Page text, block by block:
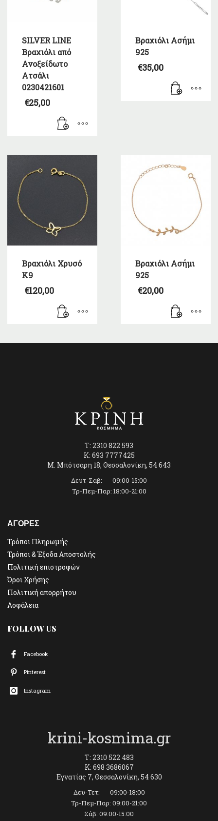
SILVER LINE
Βραχιόλι από
Ανοξείδωτο
Ατσάλι
0230421601
€25,00
Βραχιόλι Ασήμι
925
€35,00
Βραχιόλι Χρυσό
Κ9
€120,00
Βραχιόλι Ασήμι
925
€20,00
T: 2310 822 593
K: 693 7777425
Μ. Μπότσαρη 18, Θεσσαλονίκη, 54 643
Δευτ-Σαβ: 09:00-15:00
Τρ-Πεμ-Παρ: 18:00-21:00
ΑΓΟΡΕΣ
Τρόποι Πληρωμής
Τρόποι & Έξοδα Αποστολής
Πολιτική επιστροφών
Όροι Χρήσης
Πολιτική απορρήτου
Ασφάλεια
FOLLOW US
Facebook
Pinterest
Instagram
krini-kosmima.gr
T: 2310 522 483
K: 698 3686067
Εγνατίας 7, Θεσσαλονίκη, 54 630
Δευ-Τετ: 09:00-18:00
Τρ-Πεμ-Παρ: 09:00-21:00
Σάβ: 09:00-15:00